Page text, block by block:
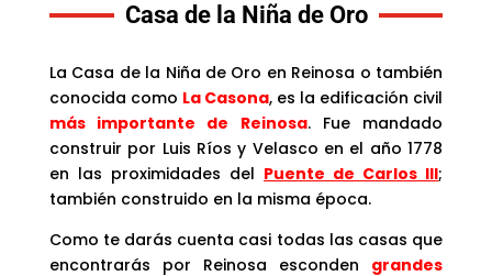
Casa de la Niña de Oro
La Casa de la Niña de Oro en Reinosa o también
conocida como La Casona, es la edificación civil
más importante de Reinosa. Fue mandado
construir por Luis Ríos y Velasco en el año 1778
en las proximidades del Puente de Carlos III;
también construido en la misma época.
Como te darás cuenta casi todas las casas que
encontrarás por Reinosa esconden grandes